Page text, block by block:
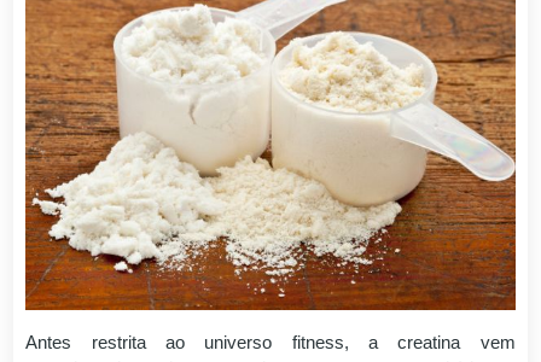
Antes restrita ao universo fitness, a creatina vem